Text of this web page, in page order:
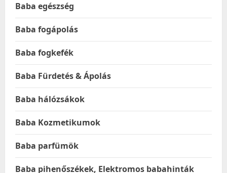
Baba egészség
Baba fogápolás
Baba fogkefék
Baba Fürdetés & Ápolás
Baba hálózsákok
Baba Kozmetikumok
Baba parfümök
Baba pihenőszékek, Elektromos babahinták